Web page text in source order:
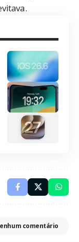
comentário